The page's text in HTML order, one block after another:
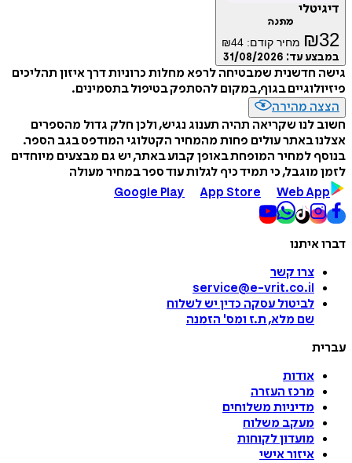
דיגיטלי
מתנה
₪32 מחיר קודם: ₪44
במבצע עד: 31/08/2026
גישה חדשנית שמבטיחה לרפא מחלות כרוניות דרך איזון תהליכים
פיזיולוגיים בגוף, במקום להסתפק בטיפול בתסמינים.
הצצה מהירה
חשוב לנו שקריאה תהיה תענוג נגיש, ולכן חלק גדול מהספרים
אצלנו באתר עולים פחות מהמחיר הקטלוגי המודפס בגב הספר.
בנוסף למחיר המופחת באופן קבוע באתר, יש גם מבצעים מיוחדים
לזמן מוגבל, כי תמיד כיף לגלות עוד ספר במחיר מעולה
Google Play
App Store Web App
דברו איתנו
צרו קשר
service@e-vrit.co.il
לביטול עסקה כדין יש לשלוח
שם מלא, ת.ז ומס' הזמנה
עברית
אודות
מרכז העזרה
מדיניות משלוחים
מעקב משלוח
מועדון לקוחות
איזור אישי